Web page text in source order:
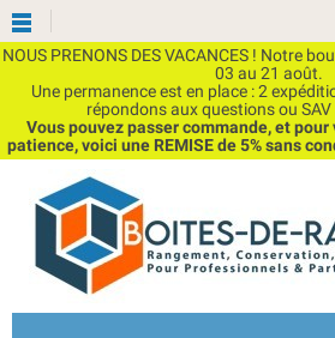
NOUS PRENONS DES VACANCES ! Notre
03 au 21 août.
Une permanence est en place : 2
répondons aux questions ou
Vous pouvez passer commande, et
patience, voici une REMISE de 5% sans